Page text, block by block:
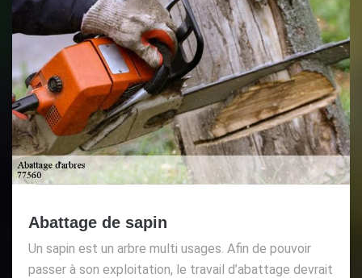
Abattage de sapin
Un sapin est un arbre multi usages. Afin de pouvoir
passer à son exploitation, le travail d’abattage devrait